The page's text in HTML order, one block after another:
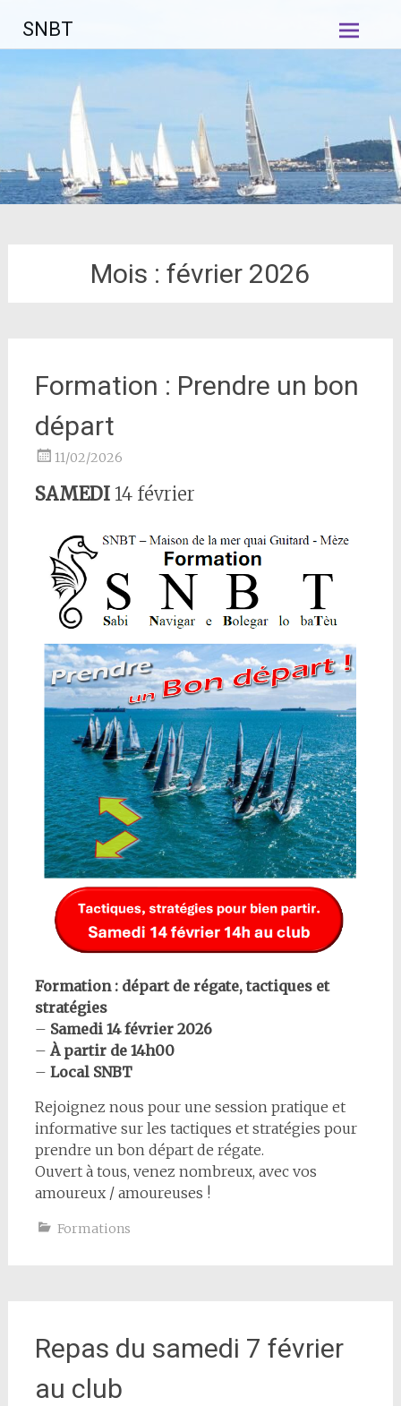
contenu
SNBT
Mois :février 2026
Formation : Prendre un bon
départ
11/02/2026
SAMEDI 14 février
Formation : départ de régate, tactiques et
stratégies
– Samedi 14 février 2026
– À partir de 14h00
– Local SNBT
Rejoignez nous pour une session pratique et
informative sur les tactiques et stratégies pour
prendre un bon départ de régate.
Ouvert à tous, venez nombreux, avec vos
amoureux / amoureuses !
Formations
Repas du samedi 7 février
au club